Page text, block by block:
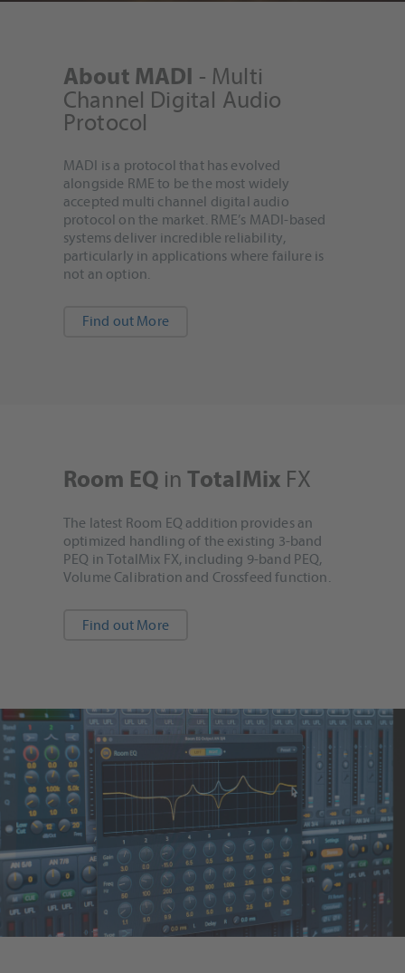
About MADI - Multi
Channel Digital Audio
Protocol
MADI is a protocol that has evolved
alongside RME to be the most widely
accepted multi channel digital audio
protocol on the market. RME’s MADI-based
systems deliver incredible reliability,
particularly in applications where failure is
not an option.
Find out More
Room EQ in TotalMix FX
The latest Room EQ addition provides an
optimized handling of the existing 3-band
PEQ in TotalMix FX, including 9-band PEQ,
Volume Calibration and Crossfeed function.
Find out More